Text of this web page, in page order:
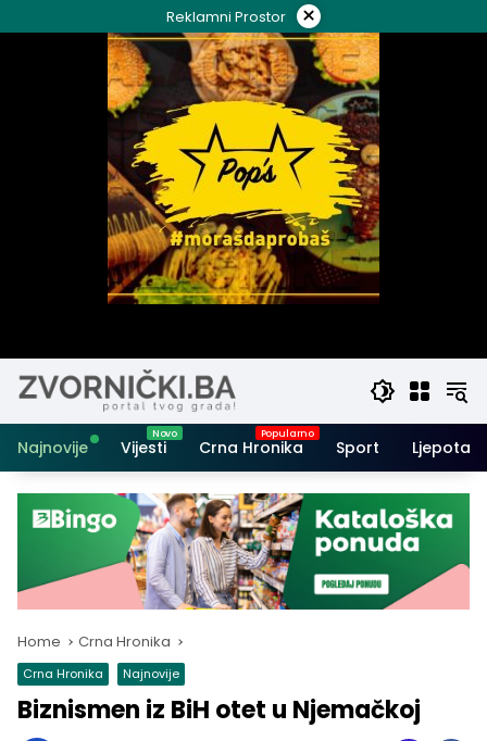
to
Reklamni Prostor ×
Najnovije Vijesti Crna Hronika Sport Ljepota i
Home Crna Hronika
Crna Hronika Najnovije
Biznismen iz BiH otet u Njemačkoj